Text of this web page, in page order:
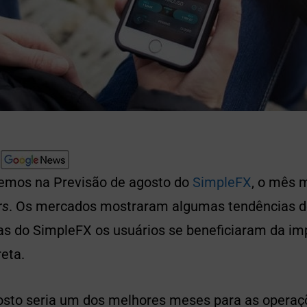
na Previsão de agosto do SimpleFX, o mês
. Os mercados mostraram algumas tendências
do SimpleFX os usuários se beneficiaram da
seria um dos melhores meses para as